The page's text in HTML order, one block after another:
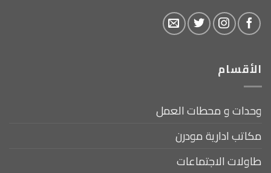
الأقسام
وحدات و محطات العمل
مكاتب ادارية مودرن
طاولات الاجتماعات